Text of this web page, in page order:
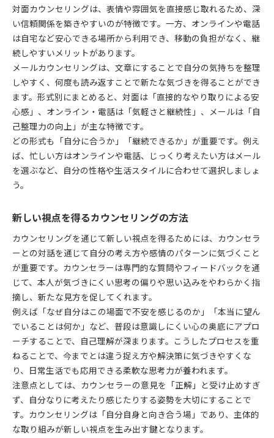
対面カウンセリングは、表情や雰囲気を直接感じ取れるため、深
い信頼関係を築きやすいのが特徴です。一方、オンラインや電話
は自宅など安心できる場所から利用でき、移動の負担がなく、継
続しやすいメリットがあります。
メールカウンセリングは、文章にすることで自分の気持ちを整理
しやすく、何度も読み返すことで新たな気づきを得ることができ
ます。形式別にまとめると、対面は「直接的なやり取りによる安
心感」、オンライン・電話は「気軽さと継続性」、メールは「自
己整理力の向上」が主な特徴です。
どの形式も「自分に合うか」「継続できるか」が重要です。例え
ば、忙しい方はオンラインや電話、じっくり考えたい方はメール
を選ぶなど、自分の性格や生活スタイルに合わせて選択しましょ
う。
新しい視点を得るカウンセリングの方法
カウンセリングを通じて新しい視点を得るためには、カウンセラ
ーとの対話を通じて自分の考え方や感情のパターンに気づくこと
が重要です。カウンセラーは専門的な質問やフィードバックを通
じて、本人が気づきにくい思考の偏りや思い込みをやわらかく指
摘し、新たな見方を促してくれます。
例えば「なぜ自分はこの場面で不安を感じるのか」「本当に望ん
でいることは何か」など、普段は意識しにくい心の奥底にアプロ
ーチすることで、自己理解が深まります。こうしたプロセスを重
ねることで、今までとは違う捉え方や解決策に気づきやすくな
り、日常生活でも応用できる柔軟な思考力が養われます。
注意点としては、カウンセラーの意見を「正解」と受け止めすぎ
ず、自分なりに考えたり感じたりする姿勢を大切にすることで
す。カウンセリングは「自分自身と向き合う場」であり、主体的
な取り組みが新しい視点を生み出す鍵となります。